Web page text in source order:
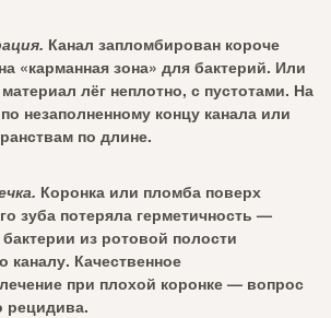
Канал запломбирован короче
«карманная зона» для бактерий. Или
лёг неплотно, с пустотами. На
незаполненному концу канала или
по длине.
Коронка или пломба поверх
зуба потеряла герметичность —
из ротовой полости
каналу. Качественное
при плохой коронке — вопрос
рецидива.